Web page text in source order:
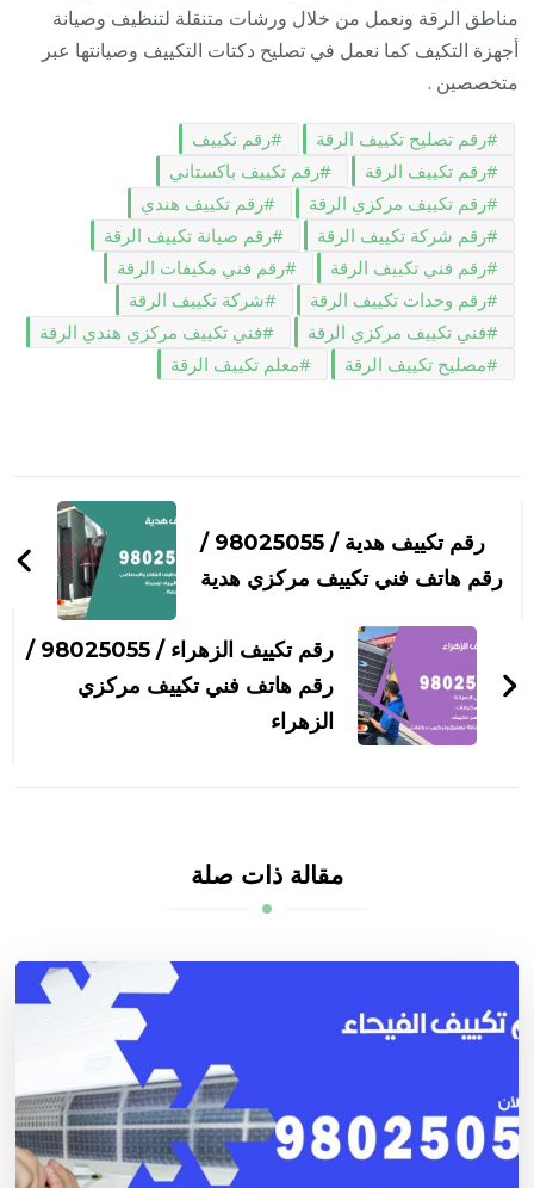
مناطق الرقة ونعمل من خلال ورشات متنقلة لتنظيف وصيانة
أجهزة التكيف كما نعمل في تصليح دكتات التكييف وصيانتها عبر
متخصصين .
رقم تصليح تكييف الرقة
رقم تكييف
رقم تكييف الرقة
رقم تكييف باكستاني
رقم تكييف مركزي الرقة
رقم تكييف هندي
رقم شركة تكييف الرقة
رقم صيانة تكييف الرقة
رقم فني تكييف الرقة
رقم فني مكيفات الرقة
رقم وحدات تكييف الرقة
شركة تكييف الرقة
فني تكييف مركزي الرقة
فني تكييف مركزي هندي الرقة
مصليح تكييف الرقة
معلم تكييف الرقة
بين
التدوينات
رقم تكييف هدية / 98025055 /
رقم هاتف فني تكييف مركزي هدية
رقم تكييف الزهراء / 98025055 /
رقم هاتف فني تكييف مركزي
الزهراء
مقالة ذات صلة